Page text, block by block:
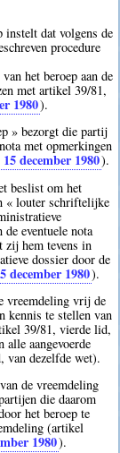
instelt dat volgens de
procedure
het beroep aan de
met artikel 39/81,
1980).
» bezorgt die partij
met opmerkingen
december 1980).
beslist om het
« louter schriftelijke
eventuele nota
zij hem tevens in
dossier door de
december 1980).
vreemdeling vrij de
kennis te stellen van
39/81, vierde lid,
alle aangevoerde
van dezelfde wet).
de vreemdeling
die daarom
het beroep te
(artikel
1980).